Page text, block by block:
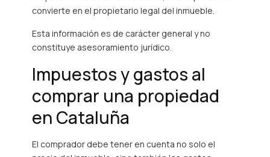
convierte en el propietario legal del inmueble.
Esta información es de carácter general y no
constituye asesoramiento jurídico.
Impuestos y gastos al
comprar una propiedad
en Cataluña
El comprador debe tener en cuenta no solo el